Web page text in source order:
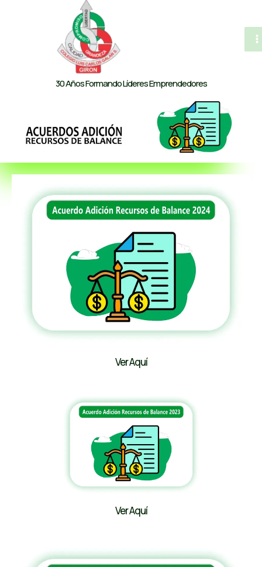
30 Años Formando Líderes Emprendedores
Ver Aquí
Ver Aquí